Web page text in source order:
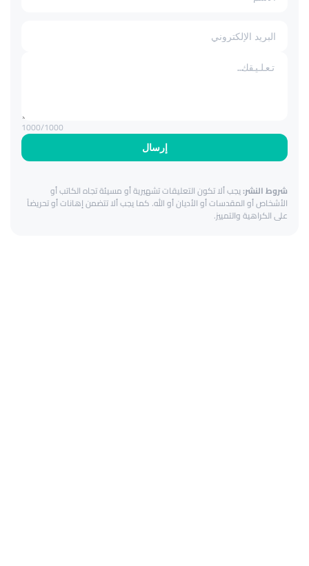
إرسال
1000/1000
شروط النشر:يجب ألا تكون التعليقات تشهيرية أو مسيئة تجاه الكاتب أو
الأشخاص أو المقدسات أو الأديان أو الله. كما يجب ألا تتضمن إهانات أو تحريضاً
على الكراهية والتمييز.